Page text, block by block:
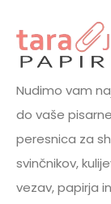
Nudimo vam
do vaše
peresnica za
svinčnikov,
vezav, papirja